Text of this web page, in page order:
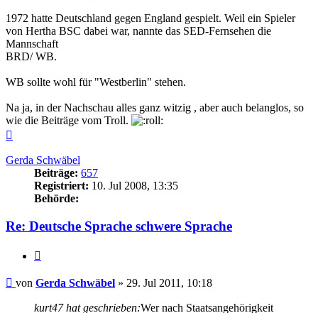
1972 hatte Deutschland gegen England gespielt. Weil ein Spieler
von Hertha BSC dabei war, nannte das SED-Fernsehen die
Mannschaft
BRD/ WB.
WB sollte wohl für "Westberlin" stehen.
Na ja, in der Nachschau alles ganz witzig , aber auch belanglos, so
wie die Beiträge vom Troll.
Gerda Schwäbel
Beiträge: 657
Registriert: 10. Jul 2008, 13:35
Behörde:
Re: Deutsche Sprache schwere Sprache
Beitrag
von Gerda Schwäbel » 29. Jul 2011, 10:18
kurt47 hat geschrieben:Wer nach Staatsangehörigkeit